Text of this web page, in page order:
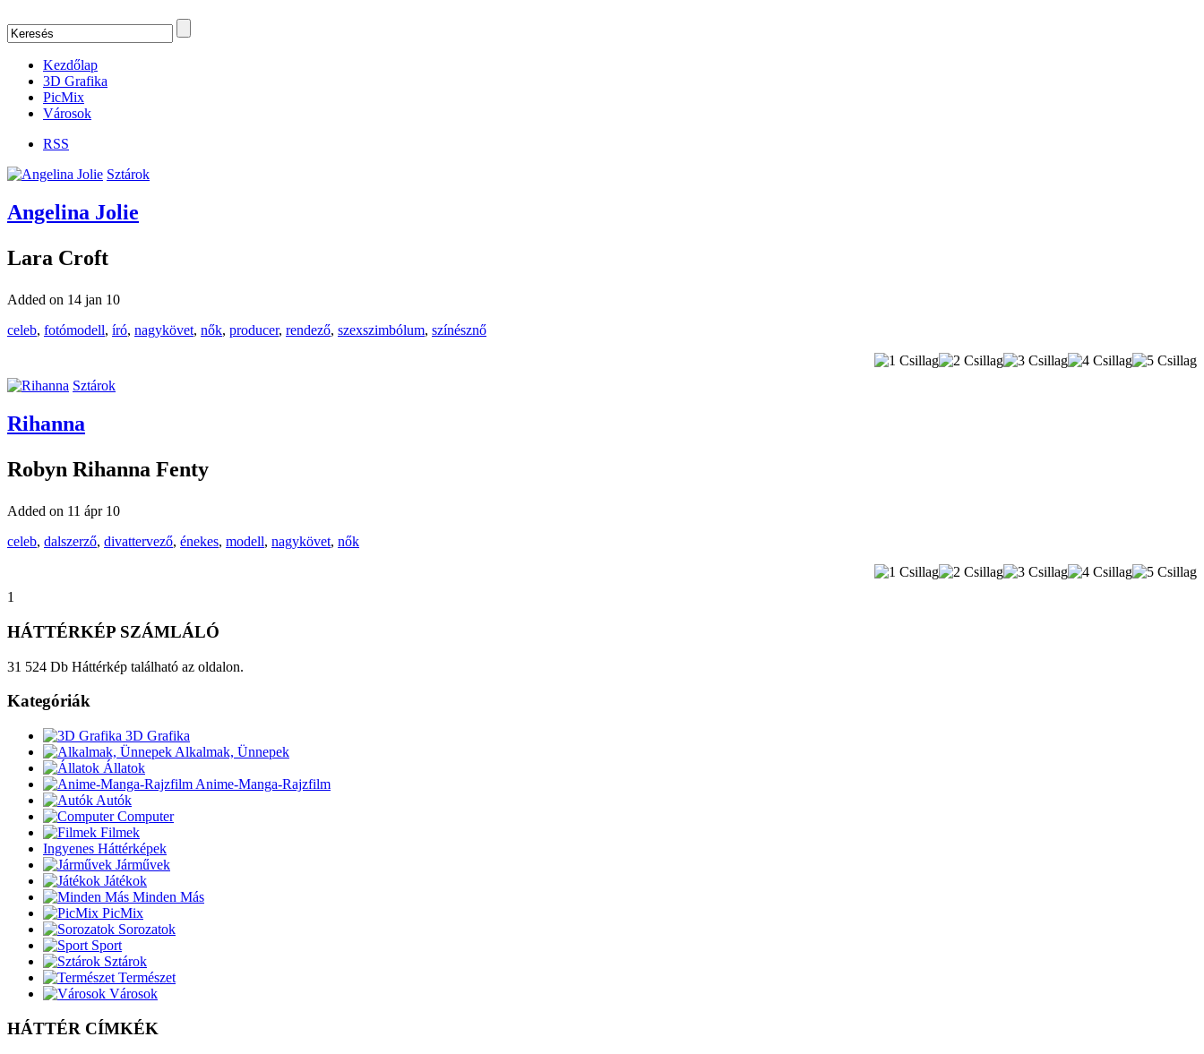
Kezdőlap
3D Grafika
PicMix
Városok
RSS
Sztárok
Angelina Jolie
Lara Croft
Added on 14 jan 10
celeb, fotómodell, író, nagykövet, nők, producer, rendező, szexszimbólum, színésznő
Sztárok
Rihanna
Robyn Rihanna Fenty
Added on 11 ápr 10
celeb, dalszerző, divattervező, énekes, modell, nagykövet, nők
1
HÁTTÉRKÉP SZÁMLÁLÓ
31 524 Db Háttérkép található az oldalon.
Kategóriák
3D Grafika
Alkalmak, Ünnepek
Állatok
Anime-Manga-Rajzfilm
Autók
Computer
Filmek
Ingyenes Háttérképek
Járművek
Játékok
Minden Más
PicMix
Sorozatok
Sport
Sztárok
Természet
Városok
HÁTTÉR CÍMKÉK